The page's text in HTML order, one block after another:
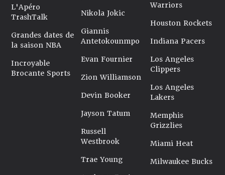
L'Apéro
TrashTalk
Grandes dates de
la saison NBA
Incroyable
Brocante Sports
Nikola Jokic
Giannis
Antetokounmpo
Evan Fournier
Zion Williamson
Devin Booker
Jayson Tatum
Russell
Westbrook
Trae Young
Warriors
Houston Rockets
Indiana Pacers
Los Angeles
Clippers
Los Angeles
Lakers
Memphis
Grizzlies
Miami Heat
Milwaukee Bucks